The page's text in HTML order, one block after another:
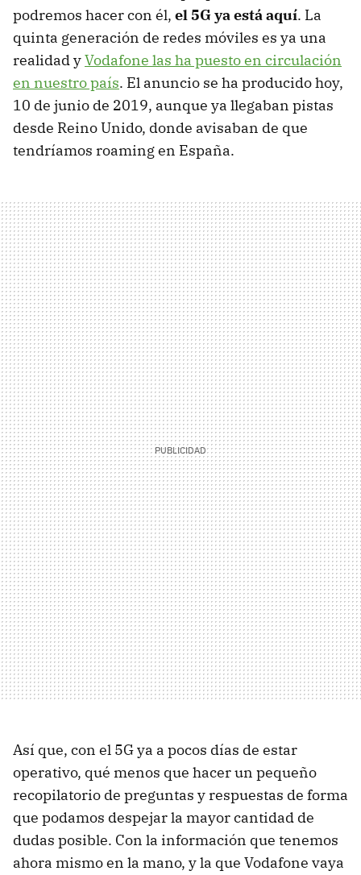
podremos hacer con él, el 5G ya está aquí. La
quinta generación de redes móviles es ya una
realidad yVodafone las ha puesto en circulación
en nuestro país. El anuncio se ha producido hoy,
10 de junio de 2019, aunque ya llegaban pistas
desde Reino Unido, donde avisaban de que
tendríamos roaming en España.
Así que, con el 5G ya a pocos días de estar
operativo, qué menos que hacer un pequeño
recopilatorio de preguntas y respuestas de forma
que podamos despejar la mayor cantidad de
dudas posible. Con la información que tenemos
ahora mismo en la mano, y la que Vodafone vaya